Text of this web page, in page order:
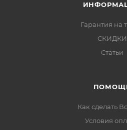
Гарантия на
СКИДКИ
Статьи
Как сделать
Условия